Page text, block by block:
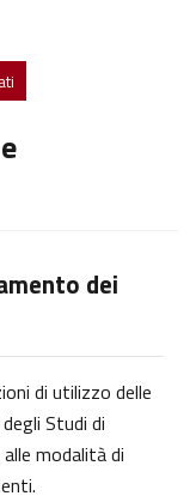
dei
di utilizzo delle
Studi di
modalità di